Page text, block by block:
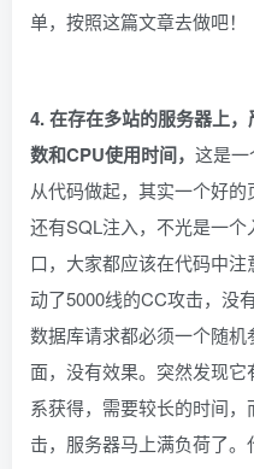
单，按照这篇文章去做吧！
4. 在存在多站的服务器上
数和CPU使用时间， 这是
从代码做起，其实一个好的
还有SQL注入，不光是一
口，大家都应该在代码中
动了5000线的CC攻击，没
数据库请求都必须一个随
面，没有效果。突然发现
系获得，需要较长的时间
击，服务器马上满负荷了